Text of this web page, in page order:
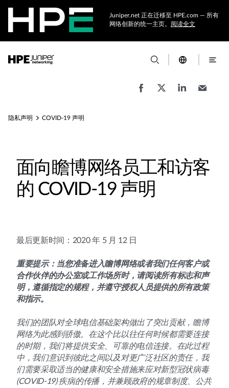
Juniper.net 正在迁移至 HPE.com — 所有
网络创新的统一主页。 阅读全文
隐私声明 COVID-19 声明
面向瞻博网络员工和访客
的 COVID-19 声明
最后更新时间：2020 年 5 月 12 日
重要提示：当您准备进入瞻博网络或者我们任何客户或
合作伙伴的办公室或工作场所时，请阅读所有标志和声
明，遵循指定的规程，并遵守授权人员提供的所有政策
和指示。
我们的团队对全球电信基础架构做出了突出贡献，瞻博
网络为此感到骄傲。在这个比以往任何时候都需要连接
的时期，我们将提供安全、可靠的电信连接。在此过程
中，我们意识到彼此之间以及对更广泛社区的责任，我
们需要采取适当的健康和安全措施来应对新型冠状病毒
(COVID-19) 疾病的传播，并兼顾政府的规章制度、公共